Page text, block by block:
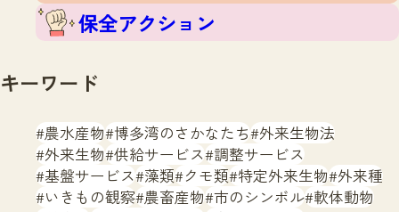
保全アクション
キーワード
農水産物 博多湾のさかなたち 外来生物法
外来生物 供給サービス 調整サービス
基盤サービス 藻類 クモ類 特定外来生物 外来種
いきもの観察 農畜産物 市のシンボル 軟体動物